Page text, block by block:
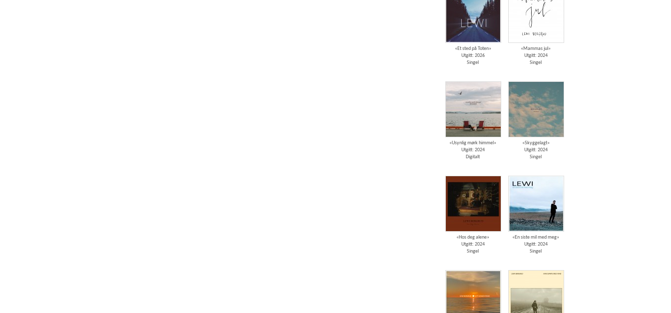
«Et sted på Toten»
Utgitt: 2026
Singel
«Mammas jul»
Utgitt: 2024
Singel
«Usynlig mørk himmel»
Utgitt: 2024
Digitalt
«Skyggelagt»
Utgitt: 2024
Singel
«Hos deg alene»
Utgitt: 2024
Singel
«En siste mil med meg»
Utgitt: 2024
Singel